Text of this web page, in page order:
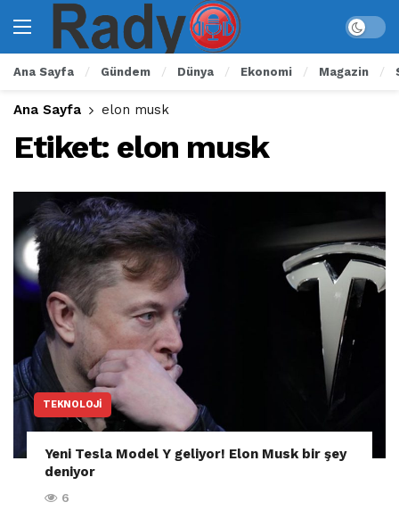
Ana Sayfa Gündem Dünya Ekonomi Magazin
Ana Sayfa elon musk
Etiket: elon musk
TEKNOLOJI
Yeni Tesla Model Y geliyor! Elon Musk bir şey
deniyor
6